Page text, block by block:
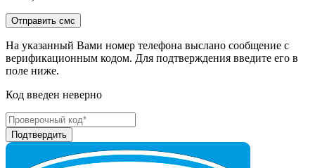
На указанный Вами номер телефона выслано сообщение с
верификационным кодом. Для подтверждения введите его в
поле ниже.
Код введен неверно